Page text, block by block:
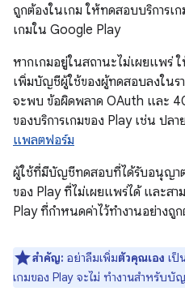
ถูกต้องในเกม ให้ทดสอบบริการเ
เกมใน Google Play
หากเกมอยู่ในสถานะไม่เผยแพร่
เพิ่มบัญชีผู้ใช้ของผู้ทดสอบลงใน
จะพบ ข้อผิดพลาด OAuth และ
ของบริการเกมของ Play เช่น ปล
แพลตฟอร์ม
ผู้ใช้ที่มีบัญชีทดสอบที่ได้รับอนุญาต
ของ Play ที่ไม่เผยแพร่ได้ และสา
Play ที่กำหนดค่าไว้ทำงานอย่างถู
สำคัญ: อย่าลืมเพิ่มตัวคุณเอง เป็
เกมของ Play จะไม่ ทำงานสำหรับ